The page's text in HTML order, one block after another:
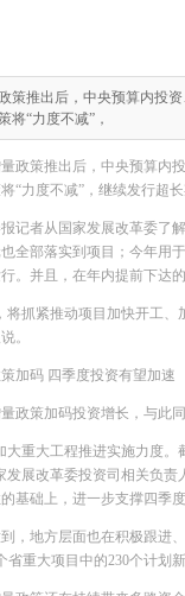
策推出后，中央预算内投
将“力度不减”，
政策推出后，中央预算内
“力度不减”，继续发行超
报记者从国家发展改革委了
全部落实到项目；今年用
。并且，在年内提前下达
将抓紧推动项目加快开工
。
加码 四季度投资有望加速
政策加码投资增长，与此
大重大工程推进实施力度。
发展改革委投资司相关负
基础上，进一步支撑四季
，地方层面也在积极跟进
省重大项目中的230个计划